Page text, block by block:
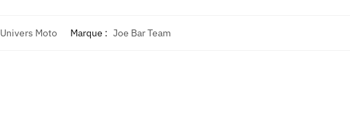
Univers Moto Marque : Joe Bar Team